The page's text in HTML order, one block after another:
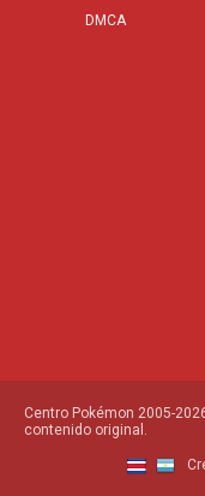
DMCA
Centro Pokémon 2005-
contenido original.